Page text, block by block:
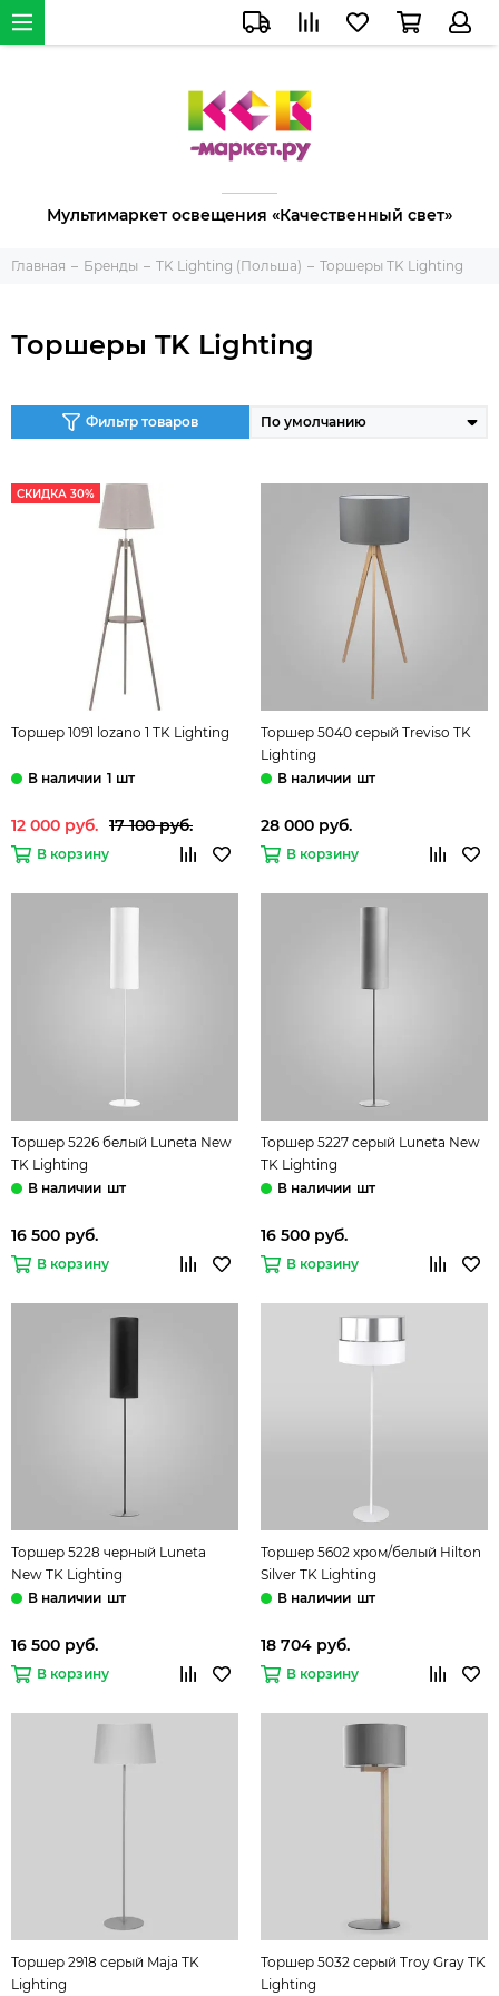
Мультимаркет освещения «Качественный свет»
Главная Бренды TK Lighting (Польша) Торшеры TK Lighting
Торшеры TK Lighting
Фильтр товаров
СКИДКА 30%
Торшер 1091 lozano 1 TK Lighting
1 шт
12 000 руб. 17 100 руб.
В корзину
Торшер 5040 серый Treviso TK
Lighting
шт
28 000 руб.
В корзину
Торшер 5226 белый Luneta New
TK Lighting
шт
16 500 руб.
В корзину
Торшер 5227 серый Luneta New
TK Lighting
шт
16 500 руб.
В корзину
Торшер 5228 черный Luneta
New TK Lighting
шт
16 500 руб.
В корзину
Торшер 5602 хром/белый Hilton
Silver TK Lighting
шт
18 704 руб.
В корзину
Торшер 2918 серый Maja TK
Lighting
Торшер 5032 серый Troy Gray TK
Lighting